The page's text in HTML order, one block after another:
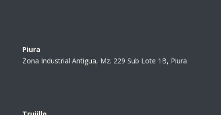
Piura
Zona Industrial Antigua, Mz. 229 Sub Lote 1B, Piura